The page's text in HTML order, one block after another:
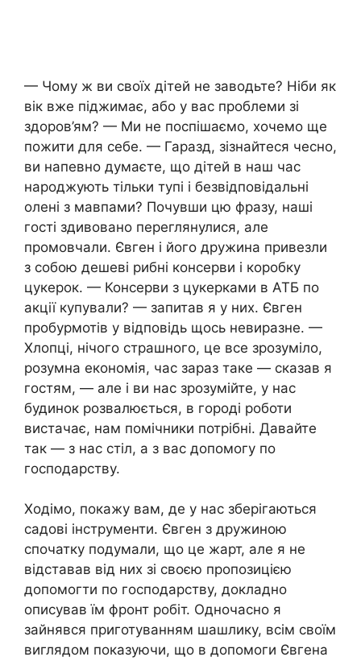
— Чому ж ви своїх дітей не заводьте? Ніби як
вік вже піджимає, або у вас проблеми зі
здоров’ям? — Ми не поспішаємо, хочемо ще
пожити для себе. — Гаразд, зізнайтеся чесно,
ви напевно думаєте, що дітей в наш час
народжують тільки тупі і безвідповідальні
олені з мавпами? Почувши цю фразу, наші
гості здивовано переглянулися, але
промовчали. Євген і його дружина привезли
з собою дешеві рибні консерви і коробку
цукерок. — Консерви з цукерками в АТБ по
акції купували? — запитав я у них. Євген
пробурмотів у відповідь щось невиразне. —
Хлопці, нічого страшного, це все зрозуміло,
розумна економія, час зараз таке — сказав я
гостям, — але і ви нас зрозумійте, у нас
будинок розвалюється, в городі роботи
вистачає, нам помічники потрібні. Давайте
так — з нас стіл, а з вас допомогу по
господарству.
Ходімо, покажу вам, де у нас зберігаються
садові інструменти. Євген з дружиною
спочатку подумали, що це жарт, але я не
відставав від них зі своєю пропозицією
допомогти по господарству, докладно
описував їм фронт робіт. Одночасно я
зайнявся приготуванням шашлику, всім своїм
виглядом показуючи, що в допомоги Євгена